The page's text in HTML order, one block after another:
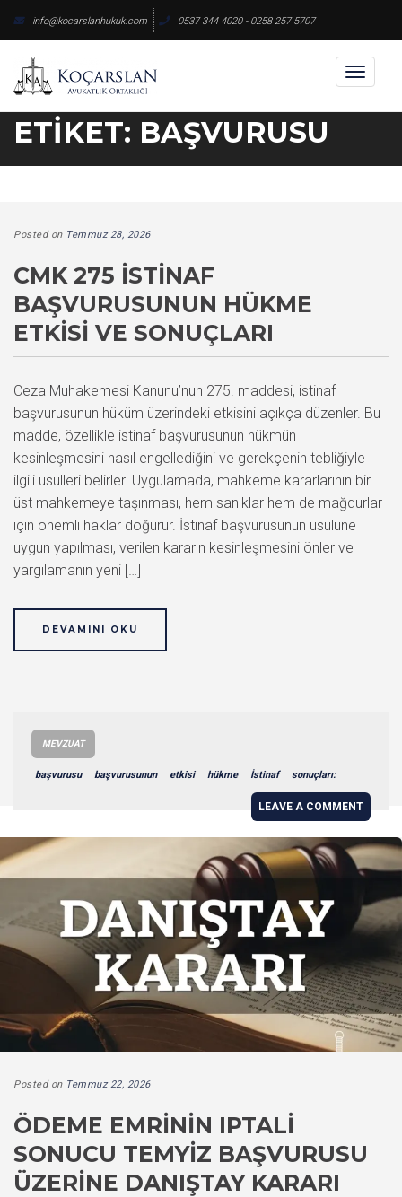
content
info@kocarslanhukuk.com 0537 344 4020 - 0258 257 5707
Toggle
ETIKET: BAŞVURUSU
Posted on Temmuz 28, 2026
CMK 275 İSTINAF
BAŞVURUSUNUN HÜKME
ETKISI VE SONUÇLARI
Ceza Muhakemesi Kanunu’nun 275. maddesi, istinaf
başvurusunun hüküm üzerindeki etkisini açıkça düzenler. Bu
madde, özellikle istinaf başvurusunun hükmün
kesinleşmesini nasıl engellediğini ve gerekçenin tebliğiyle
ilgili usulleri belirler. Uygulamada, mahkeme kararlarının bir
üst mahkemeye taşınması, hem sanıklar hem de mağdurlar
için önemli haklar doğurur. İstinaf başvurusunun usulüne
uygun yapılması, verilen kararın kesinleşmesini önler ve
yargılamanın yeni […]
DEVAMINI OKU
MEVZUAT
başvurusu başvurusunun etkisi hükme İstinaf sonuçları:
LEAVE A COMMENT
Posted on Temmuz 22, 2026
ÖDEME EMRININ IPTALI
SONUCU TEMYIZ BAŞVURUSU
ÜZERINE DANIŞTAY KARARI